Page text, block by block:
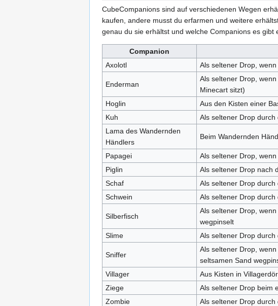
CubeCompanions sind auf verschiedenen Wegen
kaufen, andere musst du erfarmen und weitere
genau du sie erhältst und welche Companions es gibt
Companion
Axolotl
Als seltener Drop,
Enderman
Als seltener Drop,
Minecart sitzt)
Hoglin
Aus den Kisten einer
Kuh
Als seltener Drop
Lama des Wandernden
Händlers
Beim Wandernden
Papagei
Als seltener Drop,
Piglin
Als seltener Drop nach
Schaf
Als seltener Drop
Schwein
Als seltener Drop
Silberfisch
Als seltener Drop,
wegpinselt
Slime
Als seltener Drop
Sniffer
Als seltener Drop,
seltsamen Sand
Villager
Aus Kisten in
Ziege
Als seltener Drop beim
Zombie
Als seltener Drop